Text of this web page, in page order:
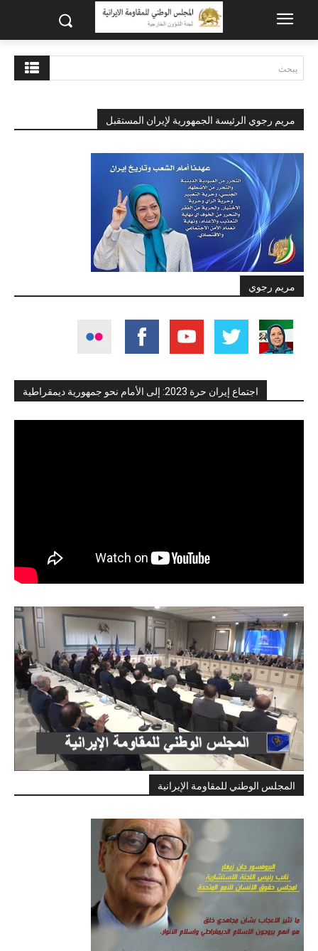
يبحث
مريم رجوي الرئيسة الجمهورية لإيران المستقبل
مريم رجوي
اجتماع إيران حرة 2023: إلى الأمام نحو جمهورية ديمقراطية
المجلس الوطني للمقاومة الإيرانية